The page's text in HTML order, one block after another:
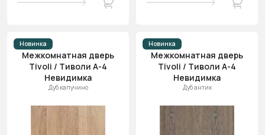
Новинка
Межкомнатная дверь
Tivoli / Тиволи А-4
Невидимка
Дуб капучино
Новинка
Межкомнатная дверь
Tivoli / Тиволи А-4
Невидимка
Дуб антик